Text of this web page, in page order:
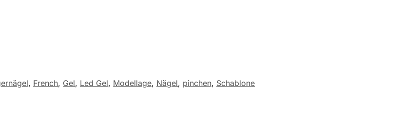
, French, Gel, Led Gel, Modellage, Nägel, pinchen, Schablone